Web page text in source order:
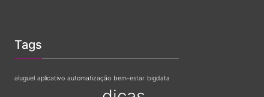
Tags
aluguel aplicativo automatização bem-estar bigdata